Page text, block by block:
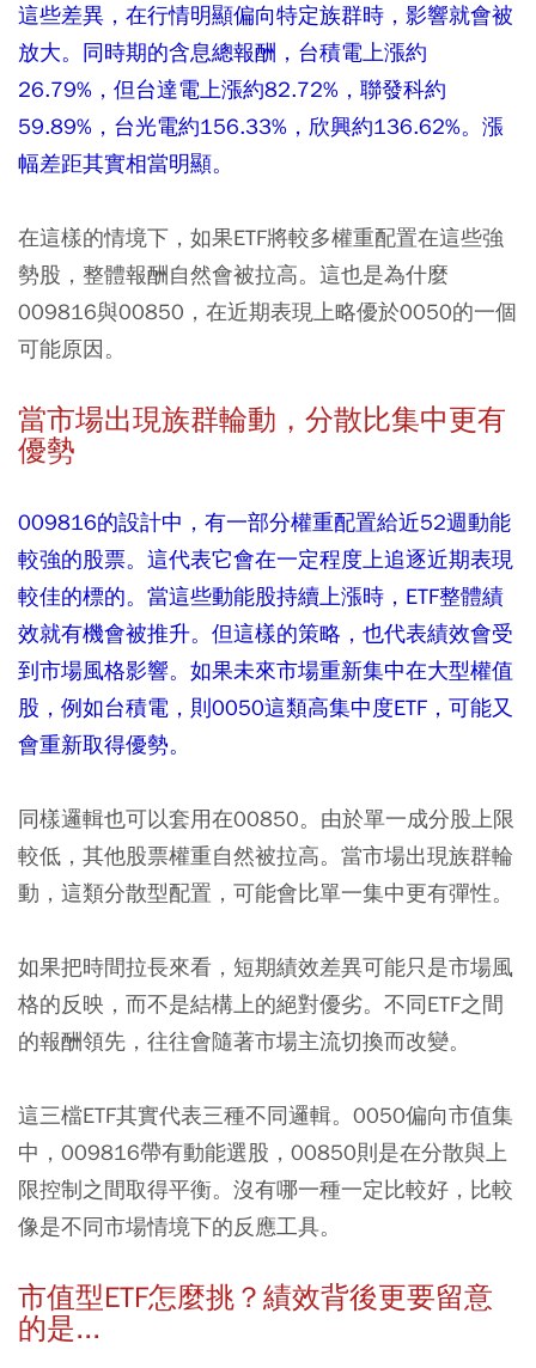
這些差異，在行情明顯偏向特定族群時，影響就會被
放大。同時期的含息總報酬，台積電上漲約
26.79%，但台達電上漲約82.72%，聯發科約
59.89%，台光電約156.33%，欣興約136.62%。漲
幅差距其實相當明顯。
在這樣的情境下，如果ETF將較多權重配置在這些強
勢股，整體報酬自然會被拉高。這也是為什麼
009816與00850，在近期表現上略優於0050的一個
可能原因。
當市場出現族群輪動，分散比集中更有
優勢
009816的設計中，有一部分權重配置給近52週動能
較強的股票。這代表它會在一定程度上追逐近期表現
較佳的標的。當這些動能股持續上漲時，ETF整體績
效就有機會被推升。但這樣的策略，也代表績效會受
到市場風格影響。如果未來市場重新集中在大型權值
股，例如台積電，則0050這類高集中度ETF，可能又
會重新取得優勢。
同樣邏輯也可以套用在00850。由於單一成分股上限
較低，其他股票權重自然被拉高。當市場出現族群輪
動，這類分散型配置，可能會比單一集中更有彈性。
如果把時間拉長來看，短期績效差異可能只是市場風
格的反映，而不是結構上的絕對優劣。不同ETF之間
的報酬領先，往往會隨著市場主流切換而改變。
這三檔ETF其實代表三種不同邏輯。0050偏向市值集
中，009816帶有動能選股，00850則是在分散與上
限控制之間取得平衡。沒有哪一種一定比較好，比較
像是不同市場情境下的反應工具。
市值型ETF怎麼挑？績效背後更要留意
的是...